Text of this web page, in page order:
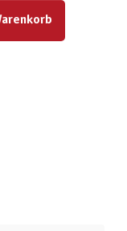
um die Anzahl zu